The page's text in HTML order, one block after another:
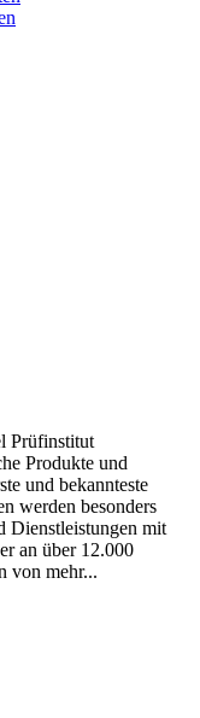
Produkte und
und bekannteste
werden besonders
Dienstleistungen mit
an über 12.000
von mehr...